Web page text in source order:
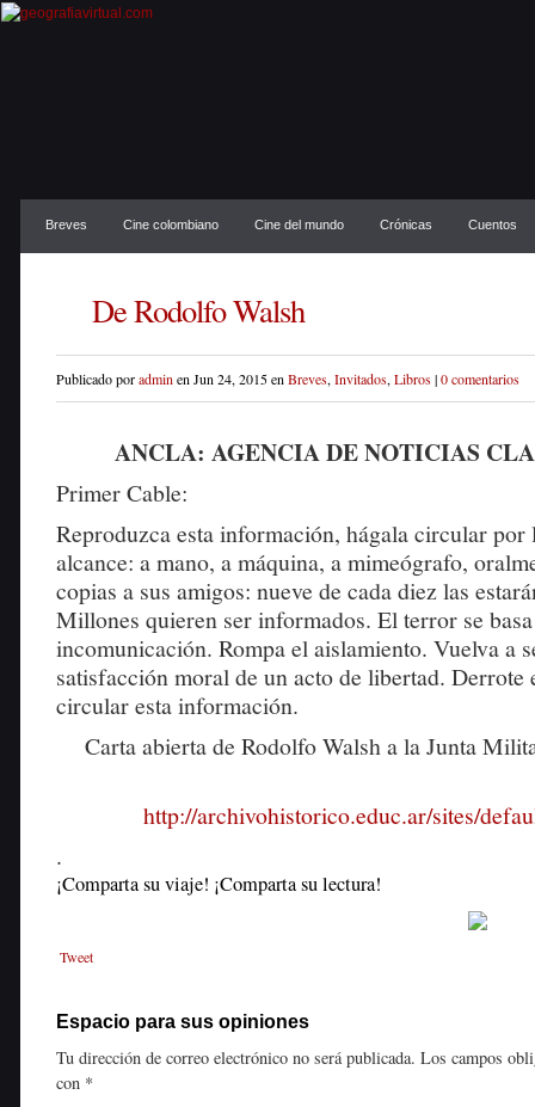
Breves Cine colombiano Cine del mundo Crónicas Cuentos
De Rodolfo Walsh
Publicado poradmin en Jun 24, 2015 en Breves, Invitados, Libros|0 comentarios
ANCLA: AGENCIA DE NOTICIAS
Primer Cable:
Reproduzca esta información, hágala circular por
alcance: a mano, a máquina, a mimeógrafo,
copias a sus amigos: nueve de cada diez las
Millones quieren ser informados. El terror se
incomunicación. Rompa el aislamiento. Vuelva a
satisfacción moral de un acto de libertad. Derrote
circular esta información.
Carta abierta de Rodolfo Walsh a la Junta
http://archivohistorico.educ.ar/sites/
.
¡Comparta su viaje! ¡Comparta su lectura!
Tweet
Espacio para sus opiniones
Tu dirección de correo electrónico no será publicada. Los campos
con *